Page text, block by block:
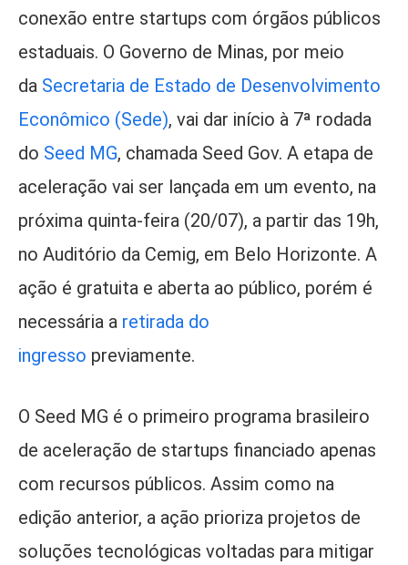
conexão entre startups com órgãos públicos
estaduais. O Governo de Minas, por meio
da Secretaria de Estado de Desenvolvimento
Econômico (Sede), vai dar início à 7ª rodada
do Seed MG, chamada Seed Gov. A etapa de
aceleração vai ser lançada em um evento, na
próxima quinta-feira (20/07), a partir das 19h,
no Auditório da Cemig, em Belo Horizonte. A
ação é gratuita e aberta ao público, porém é
necessária a retirada do
ingresso previamente.
O Seed MG é o primeiro programa brasileiro
de aceleração de startups financiado apenas
com recursos públicos. Assim como na
edição anterior, a ação prioriza projetos de
soluções tecnológicas voltadas para mitigar